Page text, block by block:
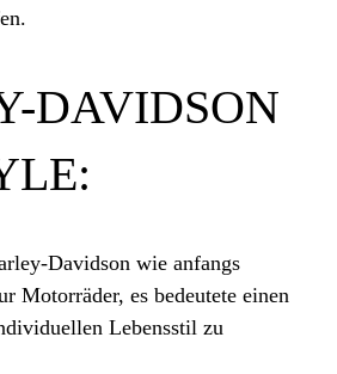
DAVIDSON
Davidson wie anfangs
Motorräder, es bedeutete einen
Lebensstil zu